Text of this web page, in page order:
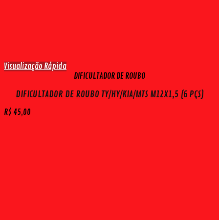
Visualização Rápida
DIFICULTADOR DE ROUBO
DIFICULTADOR DE ROUBO TY/HY/KIA/MTS M12X1,5 (6 PÇS)
R$ 45,00